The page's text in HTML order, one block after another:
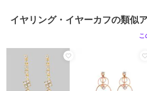
イヤリング・イヤーカフの類似
こ